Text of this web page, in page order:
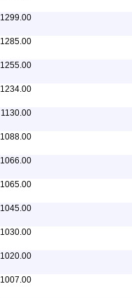
1299.00
1285.00
1255.00
1234.00
1130.00
1088.00
1066.00
1065.00
1045.00
1030.00
1020.00
1007.00